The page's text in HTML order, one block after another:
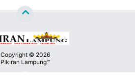
Copyright © 2026
Pikiran Lampung™